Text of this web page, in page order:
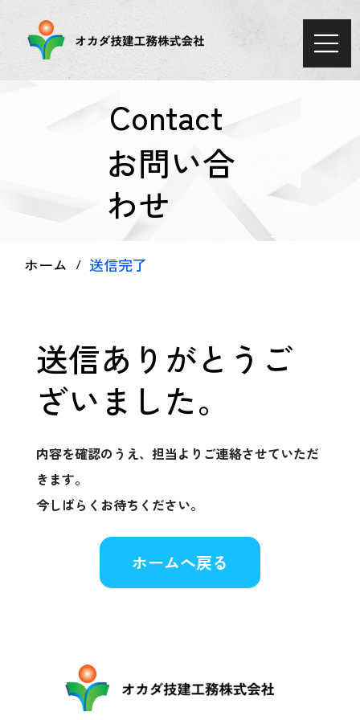
Contact
お問い合
わせ
ホーム / 送信完了
送信ありがとうご
ざいました。
内容を確認のうえ、担当よりご連絡させていただ
きます。
今しばらくお待ちください。
ホームへ戻る